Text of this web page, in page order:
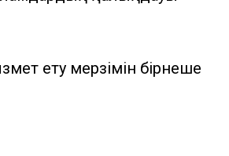
ету мерзімін бірнеше